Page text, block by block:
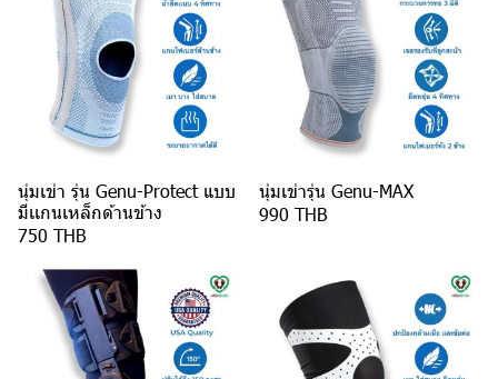
นุ่มเข่า รุ่น Genu-Protect แบบ
มีเเกนเหล็กด้านข้าง
750 THB
นุ่มเข่ารุ่น Genu-MAX
990 THB